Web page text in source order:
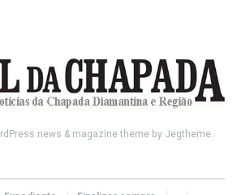
news & magazine theme by Jegtheme.